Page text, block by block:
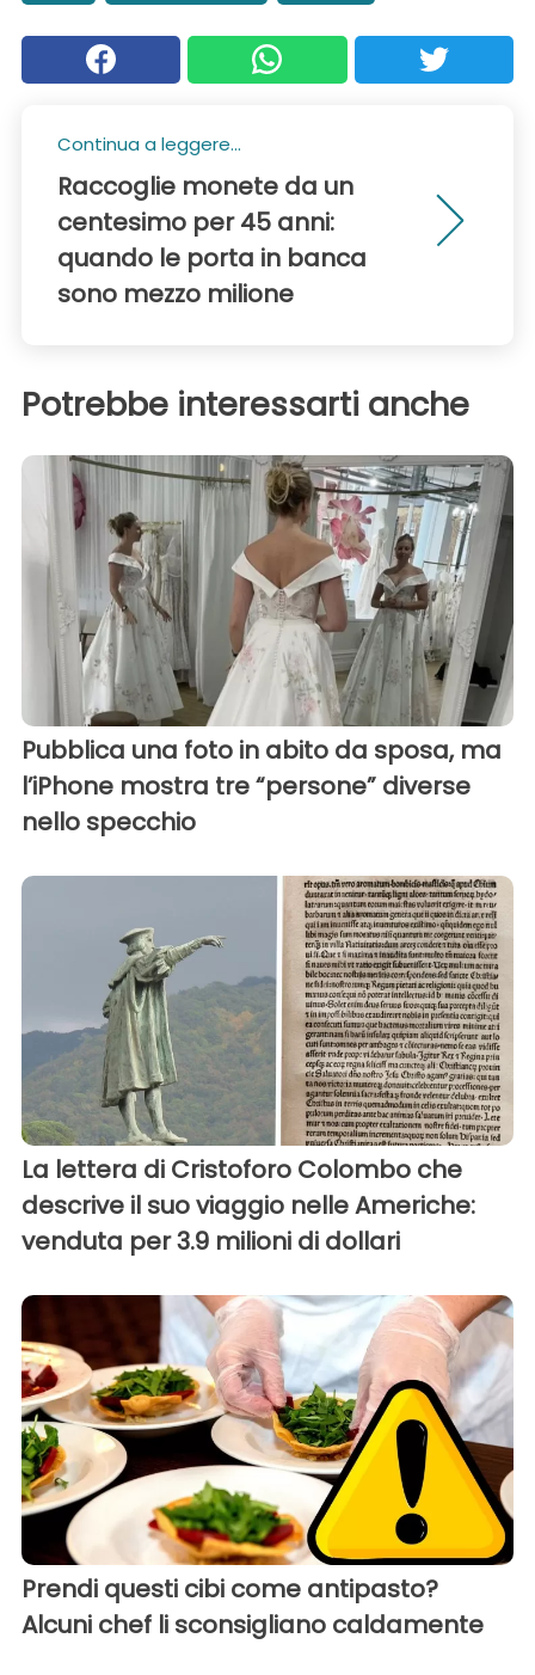
Continua a leggere...
Raccoglie monete da un
centesimo per 45 anni:
quando le porta in banca
sono mezzo milione
Potrebbe interessarti anche
Pubblica una foto in abito da sposa, ma
l’iPhone mostra tre “persone” diverse
nello specchio
La lettera di Cristoforo Colombo che
descrive il suo viaggio nelle Americhe:
venduta per 3.9 milioni di dollari
Prendi questi cibi come antipasto?
Alcuni chef li sconsigliano caldamente